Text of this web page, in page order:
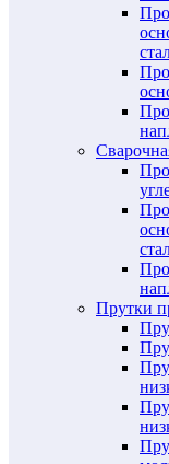
Прутки